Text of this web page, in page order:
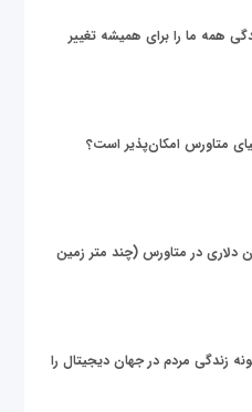
همه ما را برای همیشه تغییر
متاورس امکان‌پذیر است؟
4.3 میلیون دلاری در متاورس (چند متر زمین
زندگی مردم در جهان دیجیتال را